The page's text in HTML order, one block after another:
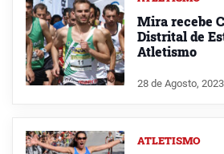
Mira recebe
Distrital de
Atletismo
28 de Agosto, 2023
ATLETISMO